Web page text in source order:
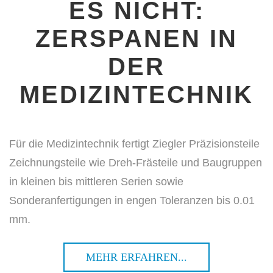
ES NICHT:
ZERSPANEN IN
DER
MEDIZINTECHNIK
Für die Medizintechnik fertigt Ziegler Präzisionsteile
Zeichnungsteile wie Dreh-Frästeile und Baugruppen
in kleinen bis mittleren Serien sowie
Sonderanfertigungen in engen Toleranzen bis 0.01
mm.
MEHR ERFAHREN...